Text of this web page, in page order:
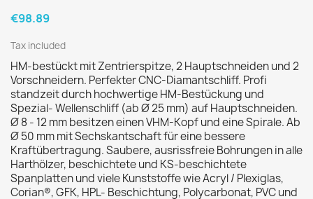
€98.89
Tax included
HM-bestückt mit Zentrierspitze, 2 Hauptschneiden und 2
Vorschneidern. Perfekter CNC-Diamantschliff. Profi
standzeit durch hochwertige HM-Bestückung und
Spezial- Wellenschliff (ab Ø 25 mm) auf Hauptschneiden.
Ø 8 - 12 mm besitzen einen VHM-Kopf und eine Spirale. Ab
Ø 50 mm mit Sechskantschaft für eine bessere
Kraftübertragung. Saubere, ausrissfreie Bohrungen in alle
Harthölzer, beschichtete und KS-beschichtete
Spanplatten und viele Kunststoffe wie Acryl / Plexiglas,
Corian®, GFK, HPL- Beschichtung, Polycarbonat, PVC und